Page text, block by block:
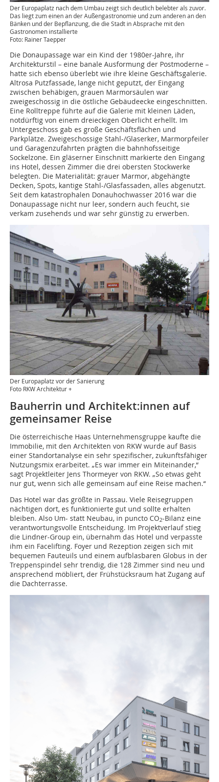
Der Europaplatz nach dem Umbau zeigt sich deutlich belebter als zuvor.
Das liegt zum einen an der Außengastronomie und zum anderen an den
Bänken und der Bepflanzung, die die Stadt in Absprache mit den
Gastronomen installierte
Foto: Rainer Taepper
Die Donaupassage war ein Kind der 1980er-Jahre, ihr
Architekturstil – eine banale Ausformung der Postmoderne –
hatte sich ebenso überlebt wie ihre kleine Geschäftsgalerie.
Altrosa Putzfassade, lange nicht geputzt, der Eingang
zwischen behäbigen, grauen Marmorsäulen war
zweigeschossig in die östliche Gebäudeecke eingeschnitten.
Eine Rolltreppe führte auf die Galerie mit kleinen Läden,
notdürftig von einem dreieckigen Oberlicht erhellt. Im
Untergeschoss gab es große Geschäftsflächen und
Parkplätze. Zweigeschossige Stahl-/Glaserker, Marmorpfeiler
und Garagenzufahrten prägten die bahnhofsseitige
Sockelzone. Ein gläserner Einschnitt markierte den Eingang
ins Hotel, dessen Zimmer die drei obersten Stockwerke
belegten. Die Materialität: grauer Marmor, abgehängte
Decken, Spots, kantige Stahl-/Glasfassaden, alles abgenutzt.
Seit dem katastrophalen Donauhochwasser 2016 war die
Donaupassage nicht nur leer, sondern auch feucht, sie
verkam zusehends und war sehr günstig zu erwerben.
Der Europaplatz vor der Sanierung
Foto RKW Architektur +
Bauherrin und Architekt:innen auf
gemeinsamer Reise
Die österreichische Haas Unternehmensgruppe kaufte die
Immobilie, mit den Architekten von RKW wurde auf Basis
einer Standortanalyse ein sehr spezifischer, zukunftsfähiger
Nutzungsmix erarbeitet. „Es war immer ein Miteinander,“
sagt Projektleiter Jens Thormeyer von RKW. „So etwas geht
nur gut, wenn sich alle gemeinsam auf eine Reise machen.“
Das Hotel war das größte in Passau. Viele Reisegruppen
nächtigen dort, es funktionierte gut und sollte erhalten
bleiben. Also Um- statt Neubau, in puncto CO2-Bilanz eine
verantwortungsvolle Entscheidung. Im Projektverlauf stieg
die Lindner-Group ein, übernahm das Hotel und verpasste
ihm ein Facelifting. Foyer und Rezeption zeigen sich mit
bequemen Fauteuils und einem aufblasbaren Globus in der
Treppenspindel sehr trendig, die 128 Zimmer sind neu und
ansprechend möbliert, der Frühstücksraum hat Zugang auf
die Dachterrasse.